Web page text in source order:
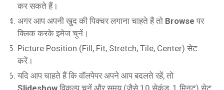
कर सकते हैं।
अगर आप अपनी खुद की पिक्चर लगाना चाहते हैं तो Browse पर
क्लिक करके इमेज चुनें।
Picture Position (Fill, Fit, Stretch, Tile, Center) सेट
करें।
यदि आप चाहते हैं कि वॉलपेपर अपने आप बदलते रहें, तो
Slideshow विकल्प चुनें और समय (जैसे 10 सेकंड, 1 मिनट) सेट